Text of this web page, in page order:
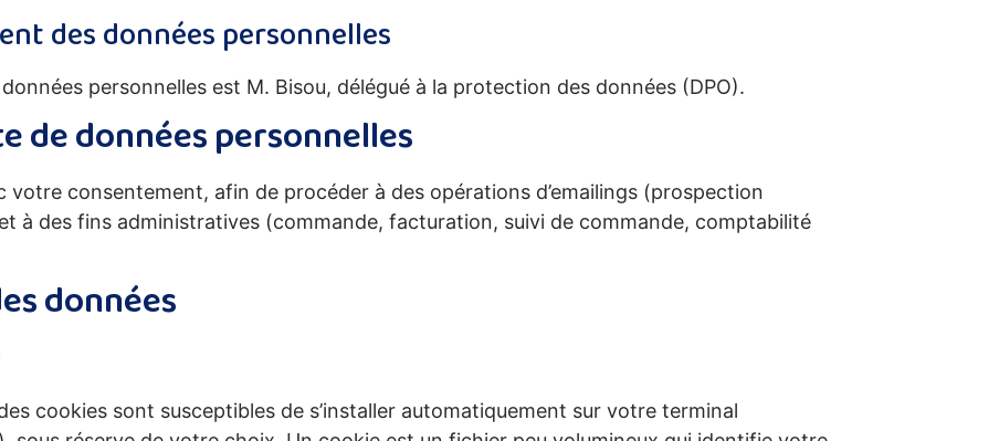
des données personnelles
personnelles est M. Bisou, délégué à la protection des données (DPO).
de données personnelles
votre consentement, afin de procéder à des opérations d’emailings (prospection
à des fins administratives (commande, facturation, suivi de commande, comptabilité
données
cookies sont susceptibles de s’installer automatiquement sur votre terminal